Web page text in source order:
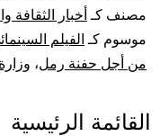
مصنف كـ أخبار الثقافة
موسوم كـ الفيلم
من أجل حفنة رمل،
القائمة الرئيسية